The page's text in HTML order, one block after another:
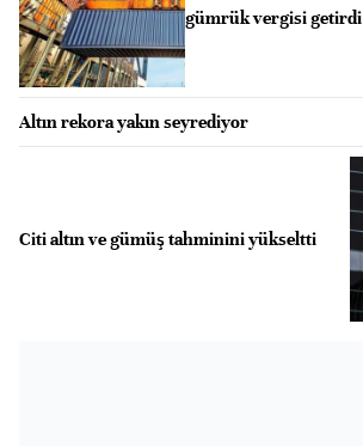
gümrük vergisi getirdi
Altın rekora yakın seyrediyor
Citi altın ve gümüş tahminini yükseltti